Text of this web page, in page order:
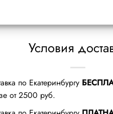
Условия
по Екатеринбургу
от 2500 руб.